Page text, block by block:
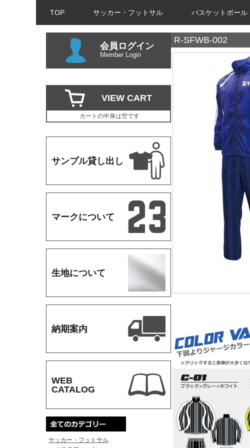
TOP サッカー・フットサル バスケットボール
会員ログイン
Member Login
VIEW CART
カートの中身は空です
サンプル貸し出し
マークについて
生地について
納期案内
WEB
CATALOG
サッカー・フットサル
R-SFWB-002